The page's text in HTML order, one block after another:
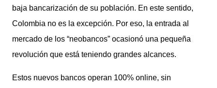
baja bancarización de su población. En este sentido,
Colombia no es la excepción. Por eso, la entrada al
mercado de los “neobancos” ocasionó una pequeña
revolución que está teniendo grandes alcances.
Estos nuevos bancos operan 100% online, sin